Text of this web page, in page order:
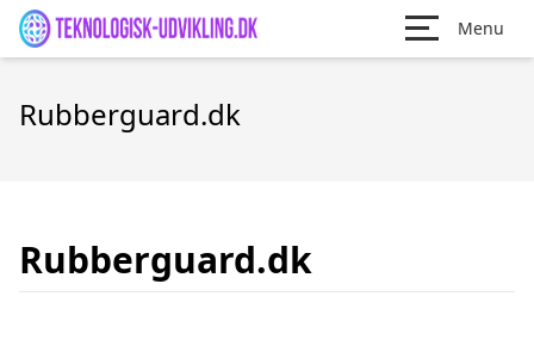
Menu
Rubberguard.dk
Rubberguard.dk